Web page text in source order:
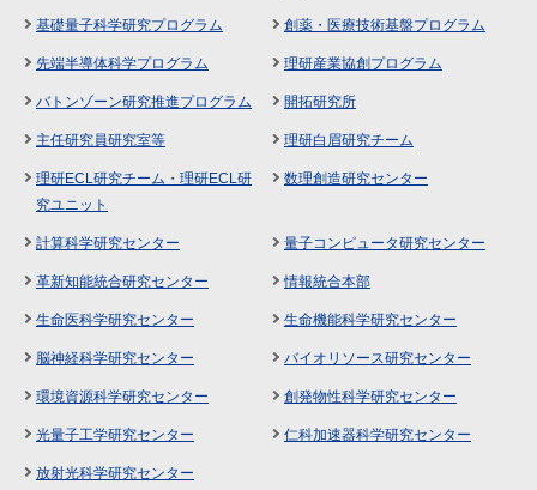
基礎量子科学研究プログラム 創薬・医療技術基盤プログラム
先端半導体科学プログラム 理研産業協創プログラム
バトンゾーン研究推進プログラム 開拓研究所
主任研究員研究室等 理研白眉研究チーム
理研ECL研究チーム・理研ECL研
究ユニット
数理創造研究センター
計算科学研究センター 量子コンピュータ研究センター
革新知能統合研究センター 情報統合本部
生命医科学研究センター 生命機能科学研究センター
脳神経科学研究センター バイオリソース研究センター
環境資源科学研究センター 創発物性科学研究センター
光量子工学研究センター 仁科加速器科学研究センター
放射光科学研究センター